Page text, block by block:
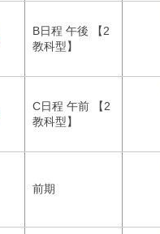
B日程 午後 【2
教科型】
C日程 午前 【2
教科型】
前期